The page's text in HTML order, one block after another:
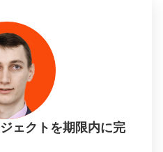
ェクトを期限内に完